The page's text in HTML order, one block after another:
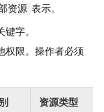
资源 表示。
字。
权限。操作者必须
资源类型